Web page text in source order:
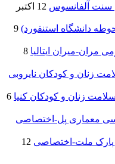
سنت آلفانسوس
12 اکتبر
دانشگاه استنفورد) 9
مران-میران ایتالیا 8
زنان و کودکان نایروبی
زنان و کودکان کنیا 6
معماری پل-اختصاصی
پارک ملت-اختصاصی 12